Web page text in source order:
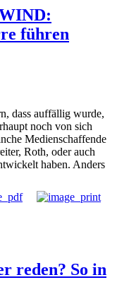
führen
dass auffällig wurde,
noch von sich
Medienschaffende
Roth, oder auch
haben. Anders
reden? So in